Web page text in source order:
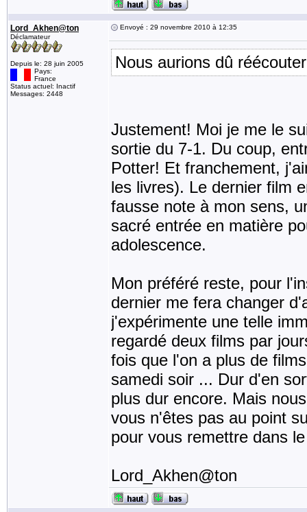
Lord_Akhen@ton
Déclamateur
Depuis le: 28 juin 2005
Pays:
France
Status actuel: Inactif
Messages: 2448
Envoyé : 29 novembre 2010 à 12:35
Nous aurions dû
Justement! Moi je me le
sortie du 7-1. Du coup,
Potter! Et franchement,
les livres). Le dernier film
fausse note à mon sens,
sacré entrée en matière
adolescence.
Mon préféré reste, pour
dernier me fera changer
j'expérimente une telle
regardé deux films par
fois que l'on a plus de
samedi soir ... Dur d'en
plus dur encore. Mais
vous n'êtes pas au point
pour vous remettre dans
Lord_Akhen@ton